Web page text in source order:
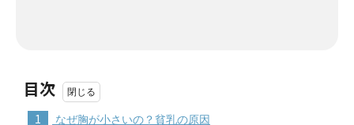
目次
1 なぜ胸が小さいの？貧乳の原因